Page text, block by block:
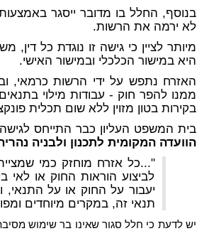
בנוסף, החלל בו מדובר ייסגר
לא ירמה את הרשות.
מיותר לציין כי גישה זו נוגדת כל
היא במישור הכלכלי ובמישור האישי.
האזרח נתפש על ידי הרשות כרמאי,
ממנו להפר חוק - עבודות מילוי
בקירות בטון מזוין ללא שום תכלית
בית המשפט העליון כבר התייחס
הוועדה המקומית לתכנון ולבניה
"...כל אזרח מוחזק כמי
לביצוע הוראות החוק או לאי
יעבור על החוק או על
תנאי זה, במקרים מיוחדים
יש לדעת כי חלל סגור שאינו בר שימוש